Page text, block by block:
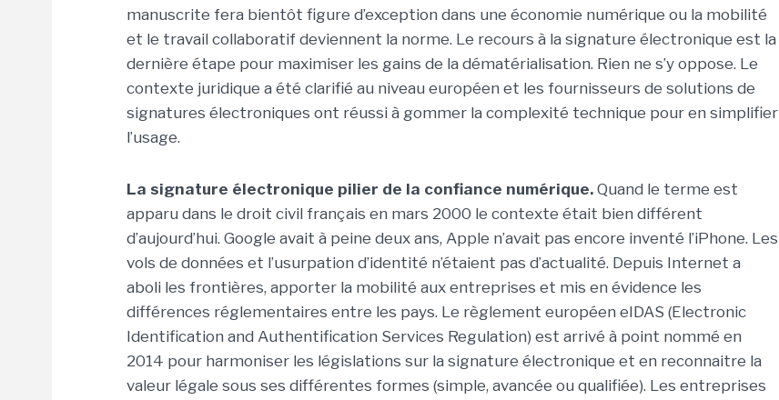
manuscrite fera bientôt figure d’exception dans une économie numérique ou la mobilité
et le travail collaboratif deviennent la norme. Le recours à la signature électronique est la
dernière étape pour maximiser les gains de la dématérialisation. Rien ne s’y oppose. Le
contexte juridique a été clarifié au niveau européen et les fournisseurs de solutions de
signatures électroniques ont réussi à gommer la complexité technique pour en simplifier
l’usage.
La signature électronique pilier de la confiance numérique. Quand le terme est
apparu dans le droit civil français en mars 2000 le contexte était bien différent
d’aujourd’hui. Google avait à peine deux ans, Apple n’avait pas encore inventé l’iPhone. Les
vols de données et l’usurpation d’identité n’étaient pas d’actualité. Depuis Internet a
aboli les frontières, apporter la mobilité aux entreprises et mis en évidence les
différences réglementaires entre les pays. Le règlement européen eIDAS (Electronic
Identification and Authentification Services Regulation) est arrivé à point nommé en
2014 pour harmoniser les législations sur la signature électronique et en reconnaitre la
valeur légale sous ses différentes formes (simple, avancée ou qualifiée). Les entreprises